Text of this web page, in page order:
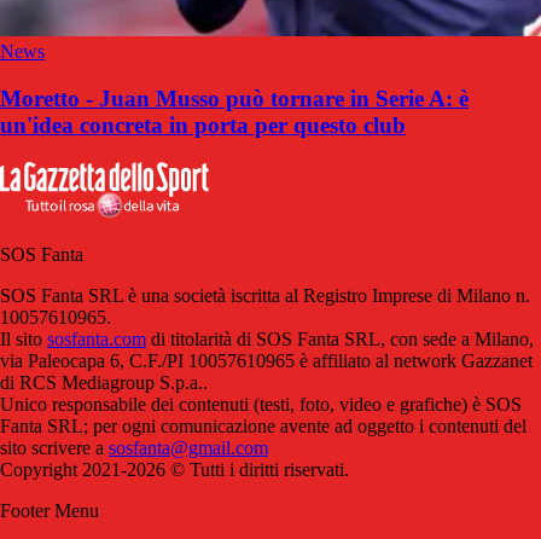
News
Moretto - Juan Musso può tornare in Serie A: è
un'idea concreta in porta per questo club
SOS Fanta
SOS Fanta SRL è una società iscritta al Registro Imprese di Milano n.
10057610965.
Il sito sosfanta.com di titolarità di SOS Fanta SRL, con sede a Milano,
via Paleocapa 6, C.F./PI 10057610965 è affiliato al network Gazzanet
di RCS Mediagroup S.p.a..
Unico responsabile dei contenuti (testi, foto, video e grafiche) è SOS
Fanta SRL; per ogni comunicazione avente ad oggetto i contenuti del
sito scrivere a sosfanta@gmail.com
Copyright 2021-2026 © Tutti i diritti riservati.
Footer Menu